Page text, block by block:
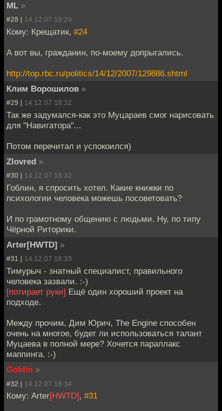
ML »
#28 | 14.12.07 18:29
Кому: Крещатик, #24
А вот вы, гражданин, по-моему допрыгались.
http://top.rbc.ru/politics/14/12/2007/129886.shtml
Клим Ворошилов »
#29 | 14.12.07 18:32
Так же задумался-как это Муцараев смог нарисовать
для "Навигатора"...
Потом перечитал и успокоился)
Zlovred »
#30 | 14.12.07 18:32
Гоблин, я спросить хотел. Какие книжки по
психологии человека можешь посоветовать?
И по грамотному общению с людьми. Ну, по типу
Чёрной Риторики.
Arter[HWTD] »
#31 | 14.12.07 18:33
Тимурыч - знатный специалист, правильного
человека зазвали. :-)
[потирает руки] Ещё один хороший проект на
подходе.
Между прочим, Дим Юрич, The Engine способен
очень на многое, будет ли использоваться талант
Муцаева в полной мере? Хочется параллакс
маппинга. :-)
Goblin »
#32 | 14.12.07 18:34
Кому: Arter[HWTD], #31